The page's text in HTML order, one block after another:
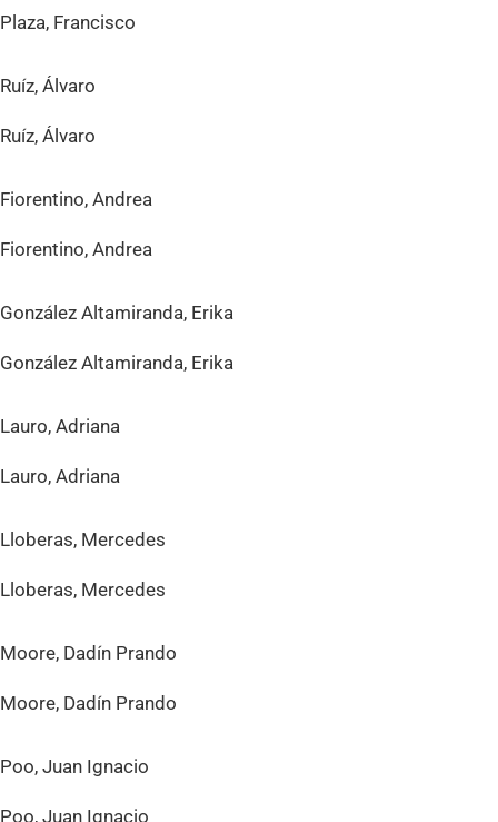
Plaza, Francisco
Ruíz, Álvaro
Ruíz, Álvaro
Fiorentino, Andrea
Fiorentino, Andrea
González Altamiranda, Erika
González Altamiranda, Erika
Lauro, Adriana
Lauro, Adriana
Lloberas, Mercedes
Lloberas, Mercedes
Moore, Dadín Prando
Moore, Dadín Prando
Poo, Juan Ignacio
Poo, Juan Ignacio